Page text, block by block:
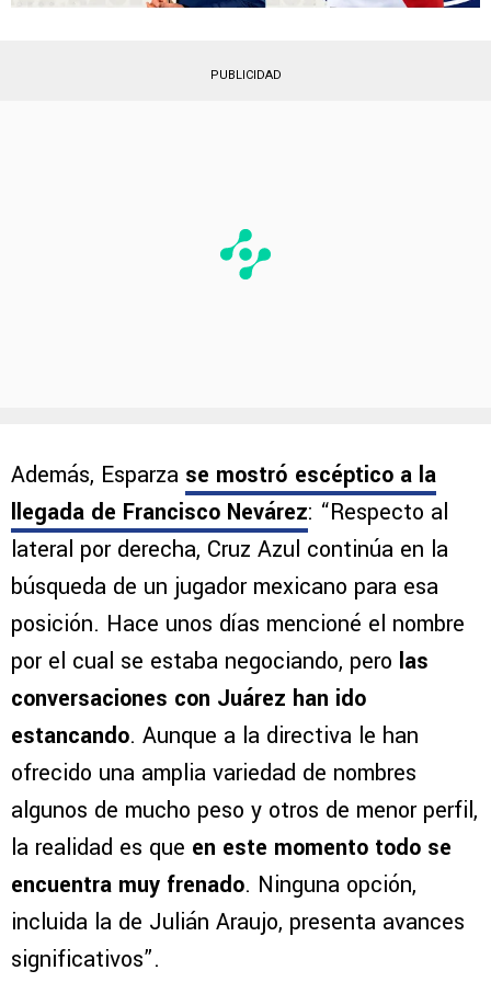
PUBLICIDAD
Además, Esparza se mostró escéptico a la
llegada de Francisco Nevárez: “Respecto al
lateral por derecha, Cruz Azul continúa en la
búsqueda de un jugador mexicano para esa
posición. Hace unos días mencioné el nombre
por el cual se estaba negociando, pero las
conversaciones con Juárez han ido
estancando. Aunque a la directiva le han
ofrecido una amplia variedad de nombres
algunos de mucho peso y otros de menor perfil,
la realidad es que en este momento todo se
encuentra muy frenado. Ninguna opción,
incluida la de Julián Araujo, presenta avances
significativos”.